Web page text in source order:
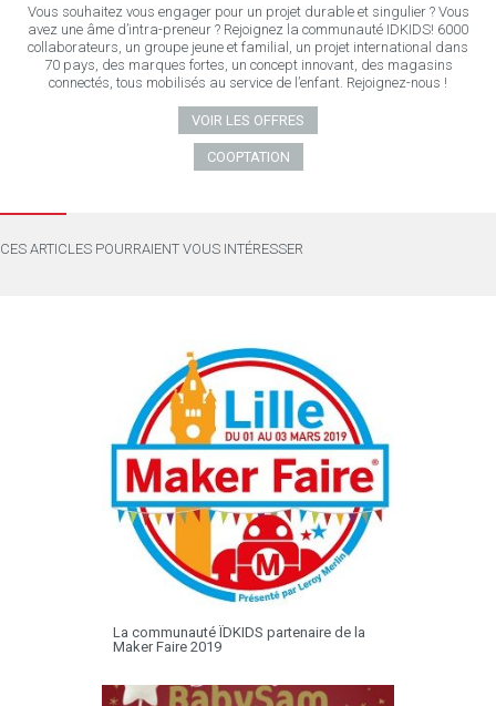
Vous souhaitez vous engager pour un projet durable et singulier ? Vous
avez une âme d’intra-preneur ? Rejoignez la communauté IDKIDS! 6000
collaborateurs, un groupe jeune et familial, un projet international dans
70 pays, des marques fortes, un concept innovant, des magasins
connectés, tous mobilisés au service de l’enfant. Rejoignez-nous !
VOIR LES OFFRES
COOPTATION
CES ARTICLES POURRAIENT VOUS INTÉRESSER
La communauté ÏDKIDS partenaire de la
Maker Faire 2019